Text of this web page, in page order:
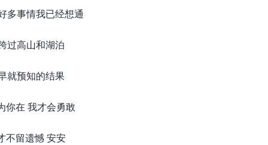
多事情我已经想通
过高山和湖泊
就预知的结果
你在 我才会勇敢
不留遗憾 安安